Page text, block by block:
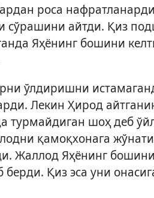
роса
сўрашини айтди. Қиз
Яҳёнинг бошини
ўлдиришни
Лекин Ҳирод
турмайдиган шоҳ деб
қамоқхонага
Жаллод Яҳёнинг
берди. Қиз эса уни